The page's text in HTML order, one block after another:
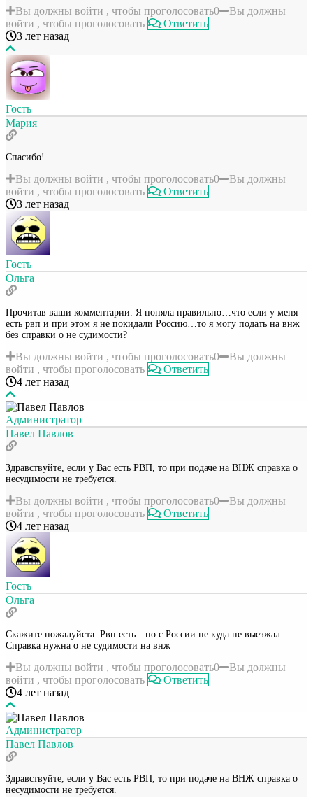
Вы должны войти , чтобы проголосовать0
Вы должны
войти , чтобы проголосовать
Ответить
3 лет назад
Гость
Мария
Спасибо!
Вы должны войти , чтобы проголосовать0
Вы должны
войти , чтобы проголосовать
Ответить
3 лет назад
Гость
Ольга
Прочитав ваши комментарии. Я поняла правильно…что если у меня
есть рвп и при этом я не покидали Россию…то я могу подать на внж
без справки о не судимости?
Вы должны войти , чтобы проголосовать0
Вы должны
войти , чтобы проголосовать
Ответить
4 лет назад
Администратор
Павел Павлов
Здравствуйте, если у Вас есть РВП, то при подаче на ВНЖ справка о
несудимости не требуется.
Вы должны войти , чтобы проголосовать0
Вы должны
войти , чтобы проголосовать
Ответить
4 лет назад
Гость
Ольга
Скажите пожалуйста. Рвп есть…но с России не куда не выезжал.
Справка нужна о не судимости на внж
Вы должны войти , чтобы проголосовать0
Вы должны
войти , чтобы проголосовать
Ответить
4 лет назад
Администратор
Павел Павлов
Здравствуйте, если у Вас есть РВП, то при подаче на ВНЖ справка о
несудимости не требуется.